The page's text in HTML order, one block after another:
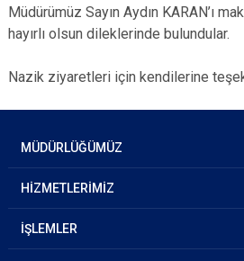
Müdürümüz Sayın Aydın KARAN’ı
hayırlı olsun dileklerinde bulundular.
Nazik ziyaretleri için kendilerine
MÜDÜRLÜĞÜMÜZ
HİZMETLERİMİZ
İŞLEMLER